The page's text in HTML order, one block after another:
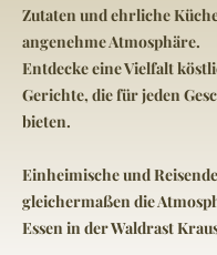
Zutaten und ehrliche
angenehme Atmosphäre.
Entdecke eine Vielfalt
Gerichte, die für jeden
bieten.
Einheimische und
gleichermaßen die
Essen in der Waldrast